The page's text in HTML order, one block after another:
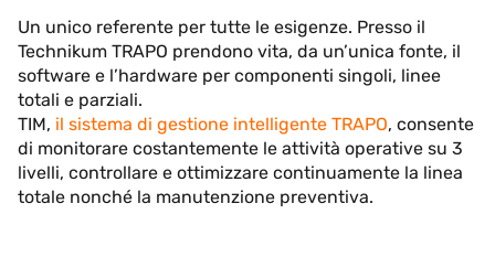
Un unico referente per tutte le esigenze. Presso il
Technikum TRAPO prendono vita, da un’unica fonte, il
software e l’hardware per componenti singoli, linee
totali e parziali.
TIM, il sistema di gestione intelligente TRAPO, consente
di monitorare costantemente le attività operative su 3
livelli, controllare e ottimizzare continuamente la linea
totale nonché la manutenzione preventiva.